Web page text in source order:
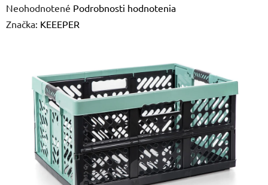
Priemerné
hodnotenie
hviezdičiek.
Neohodnotené Podrobnosti hodnotenia
Značka: KEEEPER